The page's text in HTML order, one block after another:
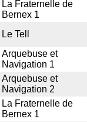
La Fraternelle de
Bernex 1
Le Tell
Arquebuse et
Navigation 1
Arquebuse et
Navigation 2
La Fraternelle de
Bernex 1